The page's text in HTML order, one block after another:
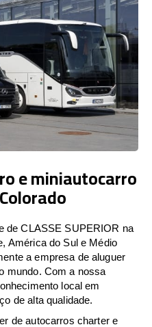
e miniautocarro
de CLASSE SUPERIOR na
América do Sul e Médio
a empresa de aluguer
mundo. Com a nossa
local em
de alta qualidade.
de autocarros charter e